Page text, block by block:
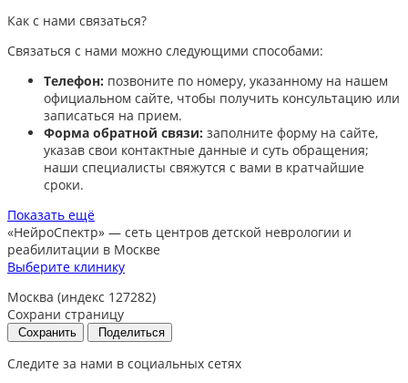
Как с нами связаться?
Связаться с нами можно следующими способами:​
Телефон: позвоните по номеру, указанному на нашем
официальном сайте, чтобы получить консультацию или
записаться на прием.​
Форма обратной связи: заполните форму на сайте,
указав свои контактные данные и суть обращения;
наши специалисты свяжутся с вами в кратчайшие
сроки.​
Показать ещё
«НейроСпектр» — сеть центров детской неврологии и
реабилитации в Москве
Выберите клинику
Москва (индекс 127282)
Сохрани страницу
Сохранить Поделиться
Следите за нами в социальных сетях